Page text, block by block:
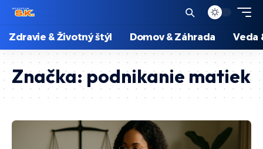
Zdravie & Životný štýl Domov & Záhrada Veda
Značka:podnikanie matiek